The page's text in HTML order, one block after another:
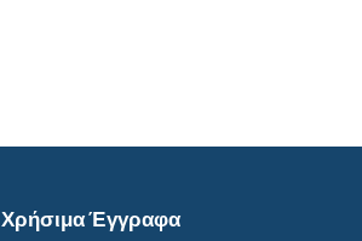
Χρήσιμα Έγγραφα